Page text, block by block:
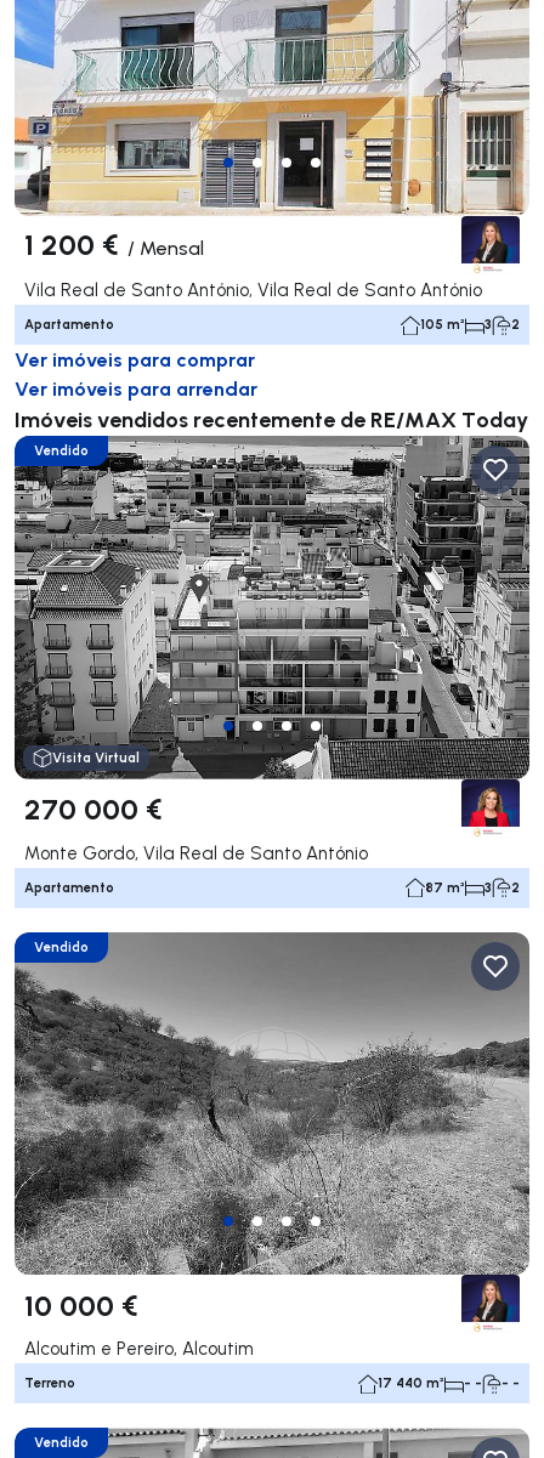
1 200 € / Mensal
Vila Real de Santo António, Vila Real de Santo António
Apartamento 105 m² 3 2
Ver imóveis para comprar
Ver imóveis para arrendar
Imóveis vendidos recentemente de RE/MAX Today
Vendido
Visita Virtual
270 000 €
Monte Gordo, Vila Real de Santo António
Apartamento 87 m² 3 2
Vendido
10 000 €
Alcoutim e Pereiro, Alcoutim
Terreno 17 440 m² - - - -
Vendido